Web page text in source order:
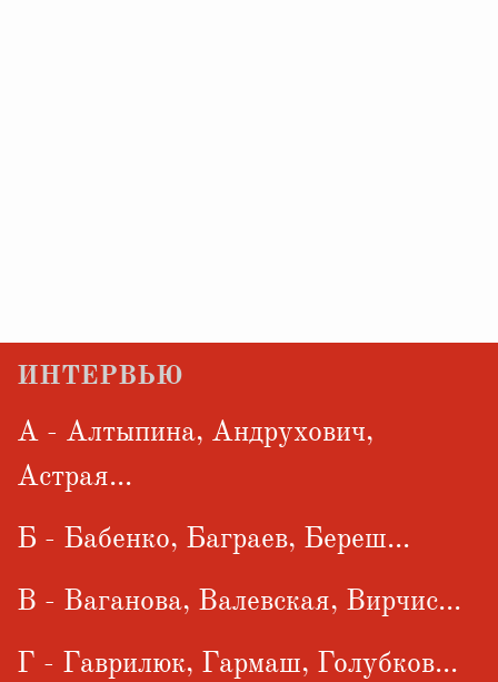
ИНТЕРВЬЮ
А - Алтыпина, Андрухович,
Астрая...
Б - Бабенко, Баграев, Береш...
В - Ваганова, Валевская, Вирчис...
Г - Гаврилюк, Гармаш, Голубков...